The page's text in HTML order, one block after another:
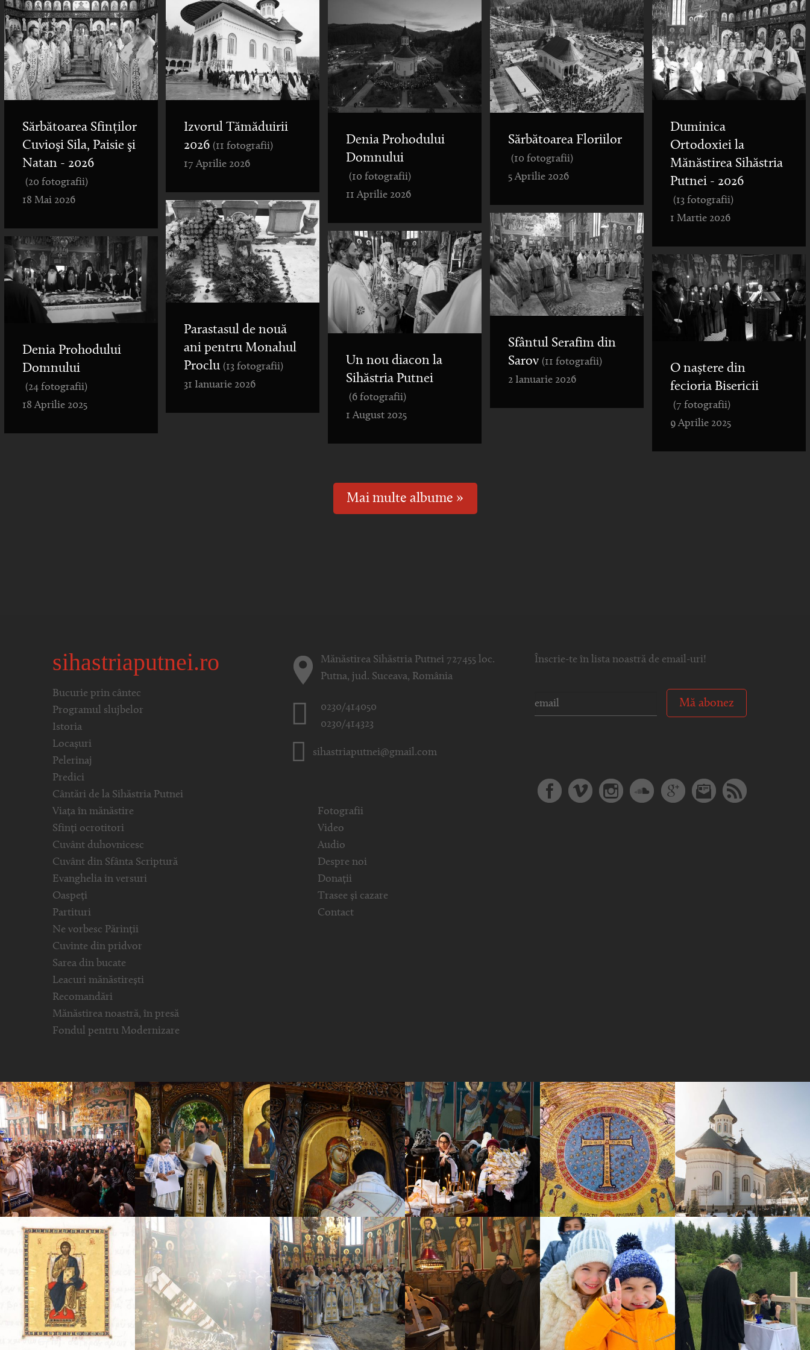
Sărbătoarea Sfinților
Cuvioşi Sila, Paisie şi
Natan - 2026
(20 fotografii)
18 Mai 2026
Izvorul Tămăduirii
2026 (11 fotografii)
17 Aprilie 2026
Denia Prohodului
Domnului
(10 fotografii)
11 Aprilie 2026
Sărbătoarea Floriilor
(10 fotografii)
5 Aprilie 2026
Duminica
Ortodoxiei la
Mănăstirea Sihăstria
Putnei - 2026
(13 fotografii)
1 Martie 2026
Parastasul de nouă
ani pentru Monahul
Proclu (13 fotografii)
31 Ianuarie 2026
Sfântul Serafim din
Sarov (11 fotografii)
2 Ianuarie 2026
Un nou diacon la
Sihăstria Putnei
(6 fotografii)
1 August 2025
Denia Prohodului
Domnului
(24 fotografii)
18 Aprilie 2025
O naștere din
fecioria Bisericii
(7 fotografii)
9 Aprilie 2025
Mai multe albume »
sihastriaputnei.ro
Bucurie prin cântec
Programul slujbelor
Istoria
Locașuri
Pelerinaj
Predici
Cântări de la Sihăstria Putnei
Viața în mănăstire
Sfinți ocrotitori
Cuvânt duhovnicesc
Cuvânt din Sfânta Scriptură
Evanghelia in versuri
Oaspeți
Partituri
Ne vorbesc Părinții
Cuvinte din pridvor
Sarea din bucate
Leacuri mănăstirești
Recomandări
Mănăstirea noastră, în presă
Fondul pentru Modernizare
Mănăstirea Sihăstria Putnei 727455 loc.
Putna, jud. Suceava, România
0230/414050
0230/414323
sihastriaputnei@gmail.com
Fotografii
Video
Audio
Despre noi
Donații
Trasee și cazare
Contact
Înscrie-te în lista noastră de email-uri!
Mă abonez